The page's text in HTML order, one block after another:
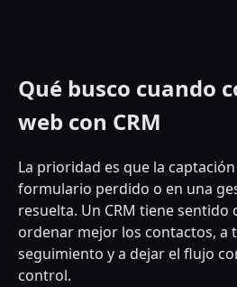
Qué busco cuando
web con CRM
La prioridad es que la
formulario perdido o en una
resuelta. Un CRM tiene sentido
ordenar mejor los contactos, a
seguimiento y a dejar el flujo
control.